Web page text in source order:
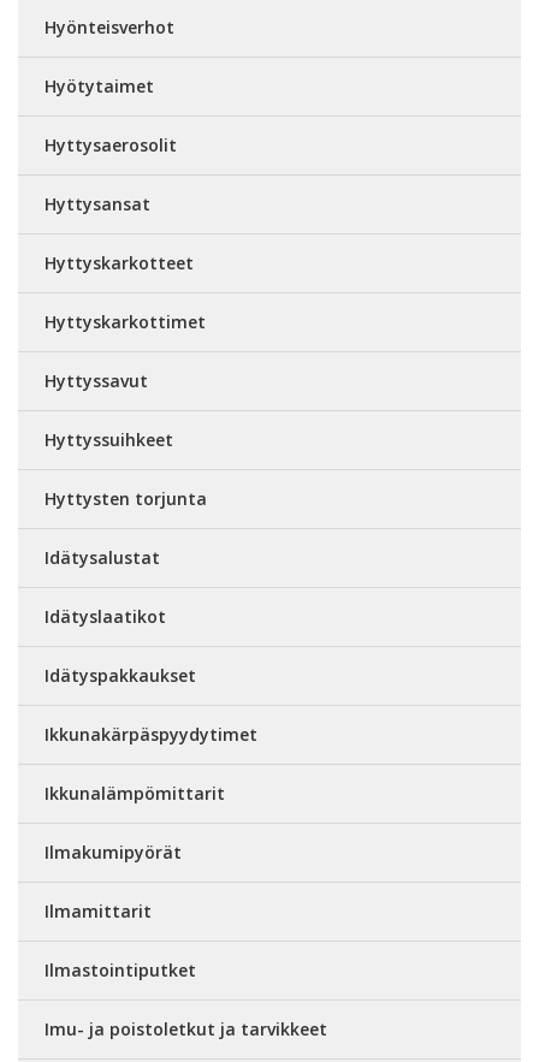
Hyönteisverhot
Hyötytaimet
Hyttysaerosolit
Hyttysansat
Hyttyskarkotteet
Hyttyskarkottimet
Hyttyssavut
Hyttyssuihkeet
Hyttysten torjunta
Idätysalustat
Idätyslaatikot
Idätyspakkaukset
Ikkunakärpäspyydytimet
Ikkunalämpömittarit
Ilmakumipyörät
Ilmamittarit
Ilmastointiputket
Imu- ja poistoletkut ja tarvikkeet